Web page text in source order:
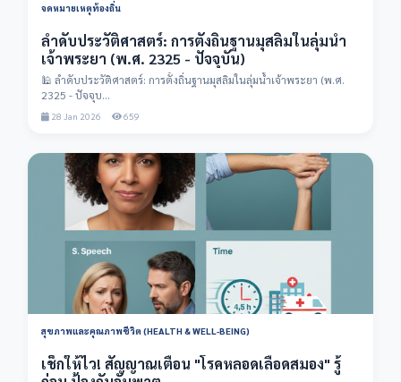
จดหมายเหตุท้องถิ่น
ลำดับประวัติศาสตร์: การตั้งถิ่นฐานมุสลิมในลุ่มน้ำ
เจ้าพระยา (พ.ศ. 2325 - ปัจจุบัน)
🕌 ลำดับประวัติศาสตร์: การตั้งถิ่นฐานมุสลิมในลุ่มน้ำเจ้าพระยา (พ.ศ.
2325 - ปัจจุบ...
28 Jan 2026 659
สุขภาพและคุณภาพชีวิต (HEALTH & WELL-BEING)
เช็กให้ไว! สัญญาณเตือน "โรคหลอดเลือดสมอง" รู้